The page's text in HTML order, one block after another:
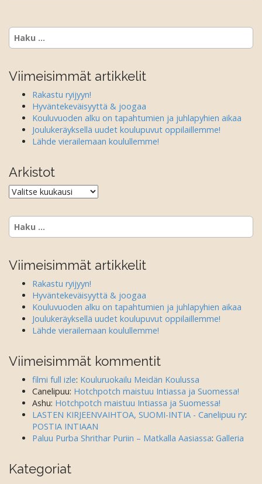
Haku:
Viimeisimmät artikkelit
Rakastu ryijyyn!
Hyväntekeväisyyttä & joogaa
Kouluvuoden alku on tapahtumien ja juhlapyhien aikaa
Joulukeräyksellä uudet koulupuvut oppilaillemme!
Lähde vierailemaan koulullemme!
Arkistot
Arkistot
Haku:
Viimeisimmät artikkelit
Rakastu ryijyyn!
Hyväntekeväisyyttä & joogaa
Kouluvuoden alku on tapahtumien ja juhlapyhien aikaa
Joulukeräyksellä uudet koulupuvut oppilaillemme!
Lähde vierailemaan koulullemme!
Viimeisimmät kommentit
filmi full izle: Kouluruokailu Meidän Koulussa
Canelipuu: Hotchpotch maistuu Intiassa ja Suomessa!
Ashu: Hotchpotch maistuu Intiassa ja Suomessa!
LASTEN KIRJEENVAIHTOA, SUOMI-INTIA - Canelipuu ry:
POSTIA INTIAAN
Paluu Purba Shrithar Puriin – Matkalla Aasiassa: Galleria
Kategoriat